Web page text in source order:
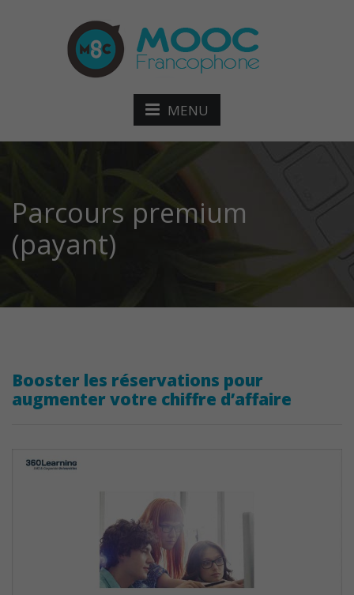
MENU
Parcours premium
(payant)
Booster les réservations pour
augmenter votre chiffre d’affaire